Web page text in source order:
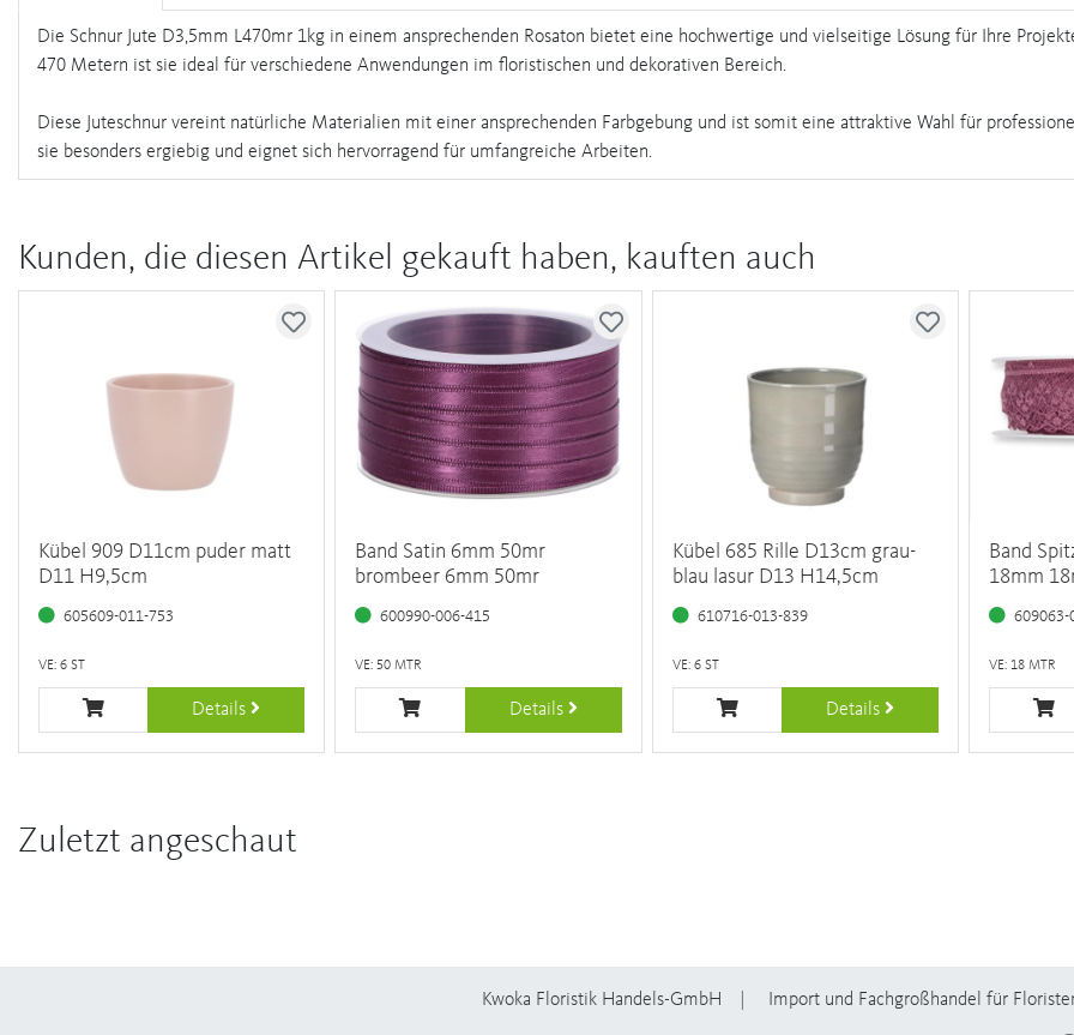
Die Schnur Jute D3,5mm L470mr 1kg in einem ansprechenden Rosaton bietet eine hochwertige und vielseitige Lösung für Ihre
470 Metern ist sie ideal für verschiedene Anwendungen im floristischen und dekorativen Bereich.
Diese Juteschnur vereint natürliche Materialien mit einer ansprechenden Farbgebung und ist somit eine attraktive Wahl für
sie besonders ergiebig und eignet sich hervorragend für umfangreiche Arbeiten.
Kunden, die diesen Artikel gekauft haben, kauften auch
Kübel 909 D11cm puder matt
D11 H9,5cm
605609-011-753
VE: 6 ST
Details
Band Satin 6mm 50mr
brombeer 6mm 50mr
600990-006-415
VE: 50 MTR
Details
Kübel 685 Rille D13cm grau-
blau lasur D13 H14,5cm
610716-013-839
VE: 6 ST
Details
Band
18mm
609063-
VE: 18 MTR
Zuletzt angeschaut
Kwoka Floristik Handels-GmbH Import und Fachgroßhandel für